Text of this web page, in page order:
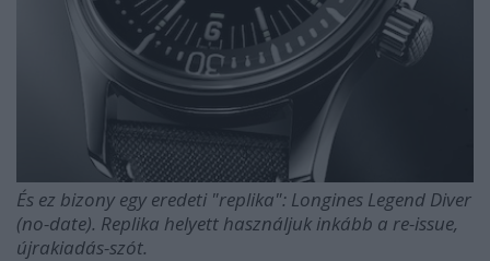
És ez bizony egy eredeti "replika": Longines Legend Diver
(no-date). Replika helyett használjuk inkább a re-issue,
újrakiadás-szót.